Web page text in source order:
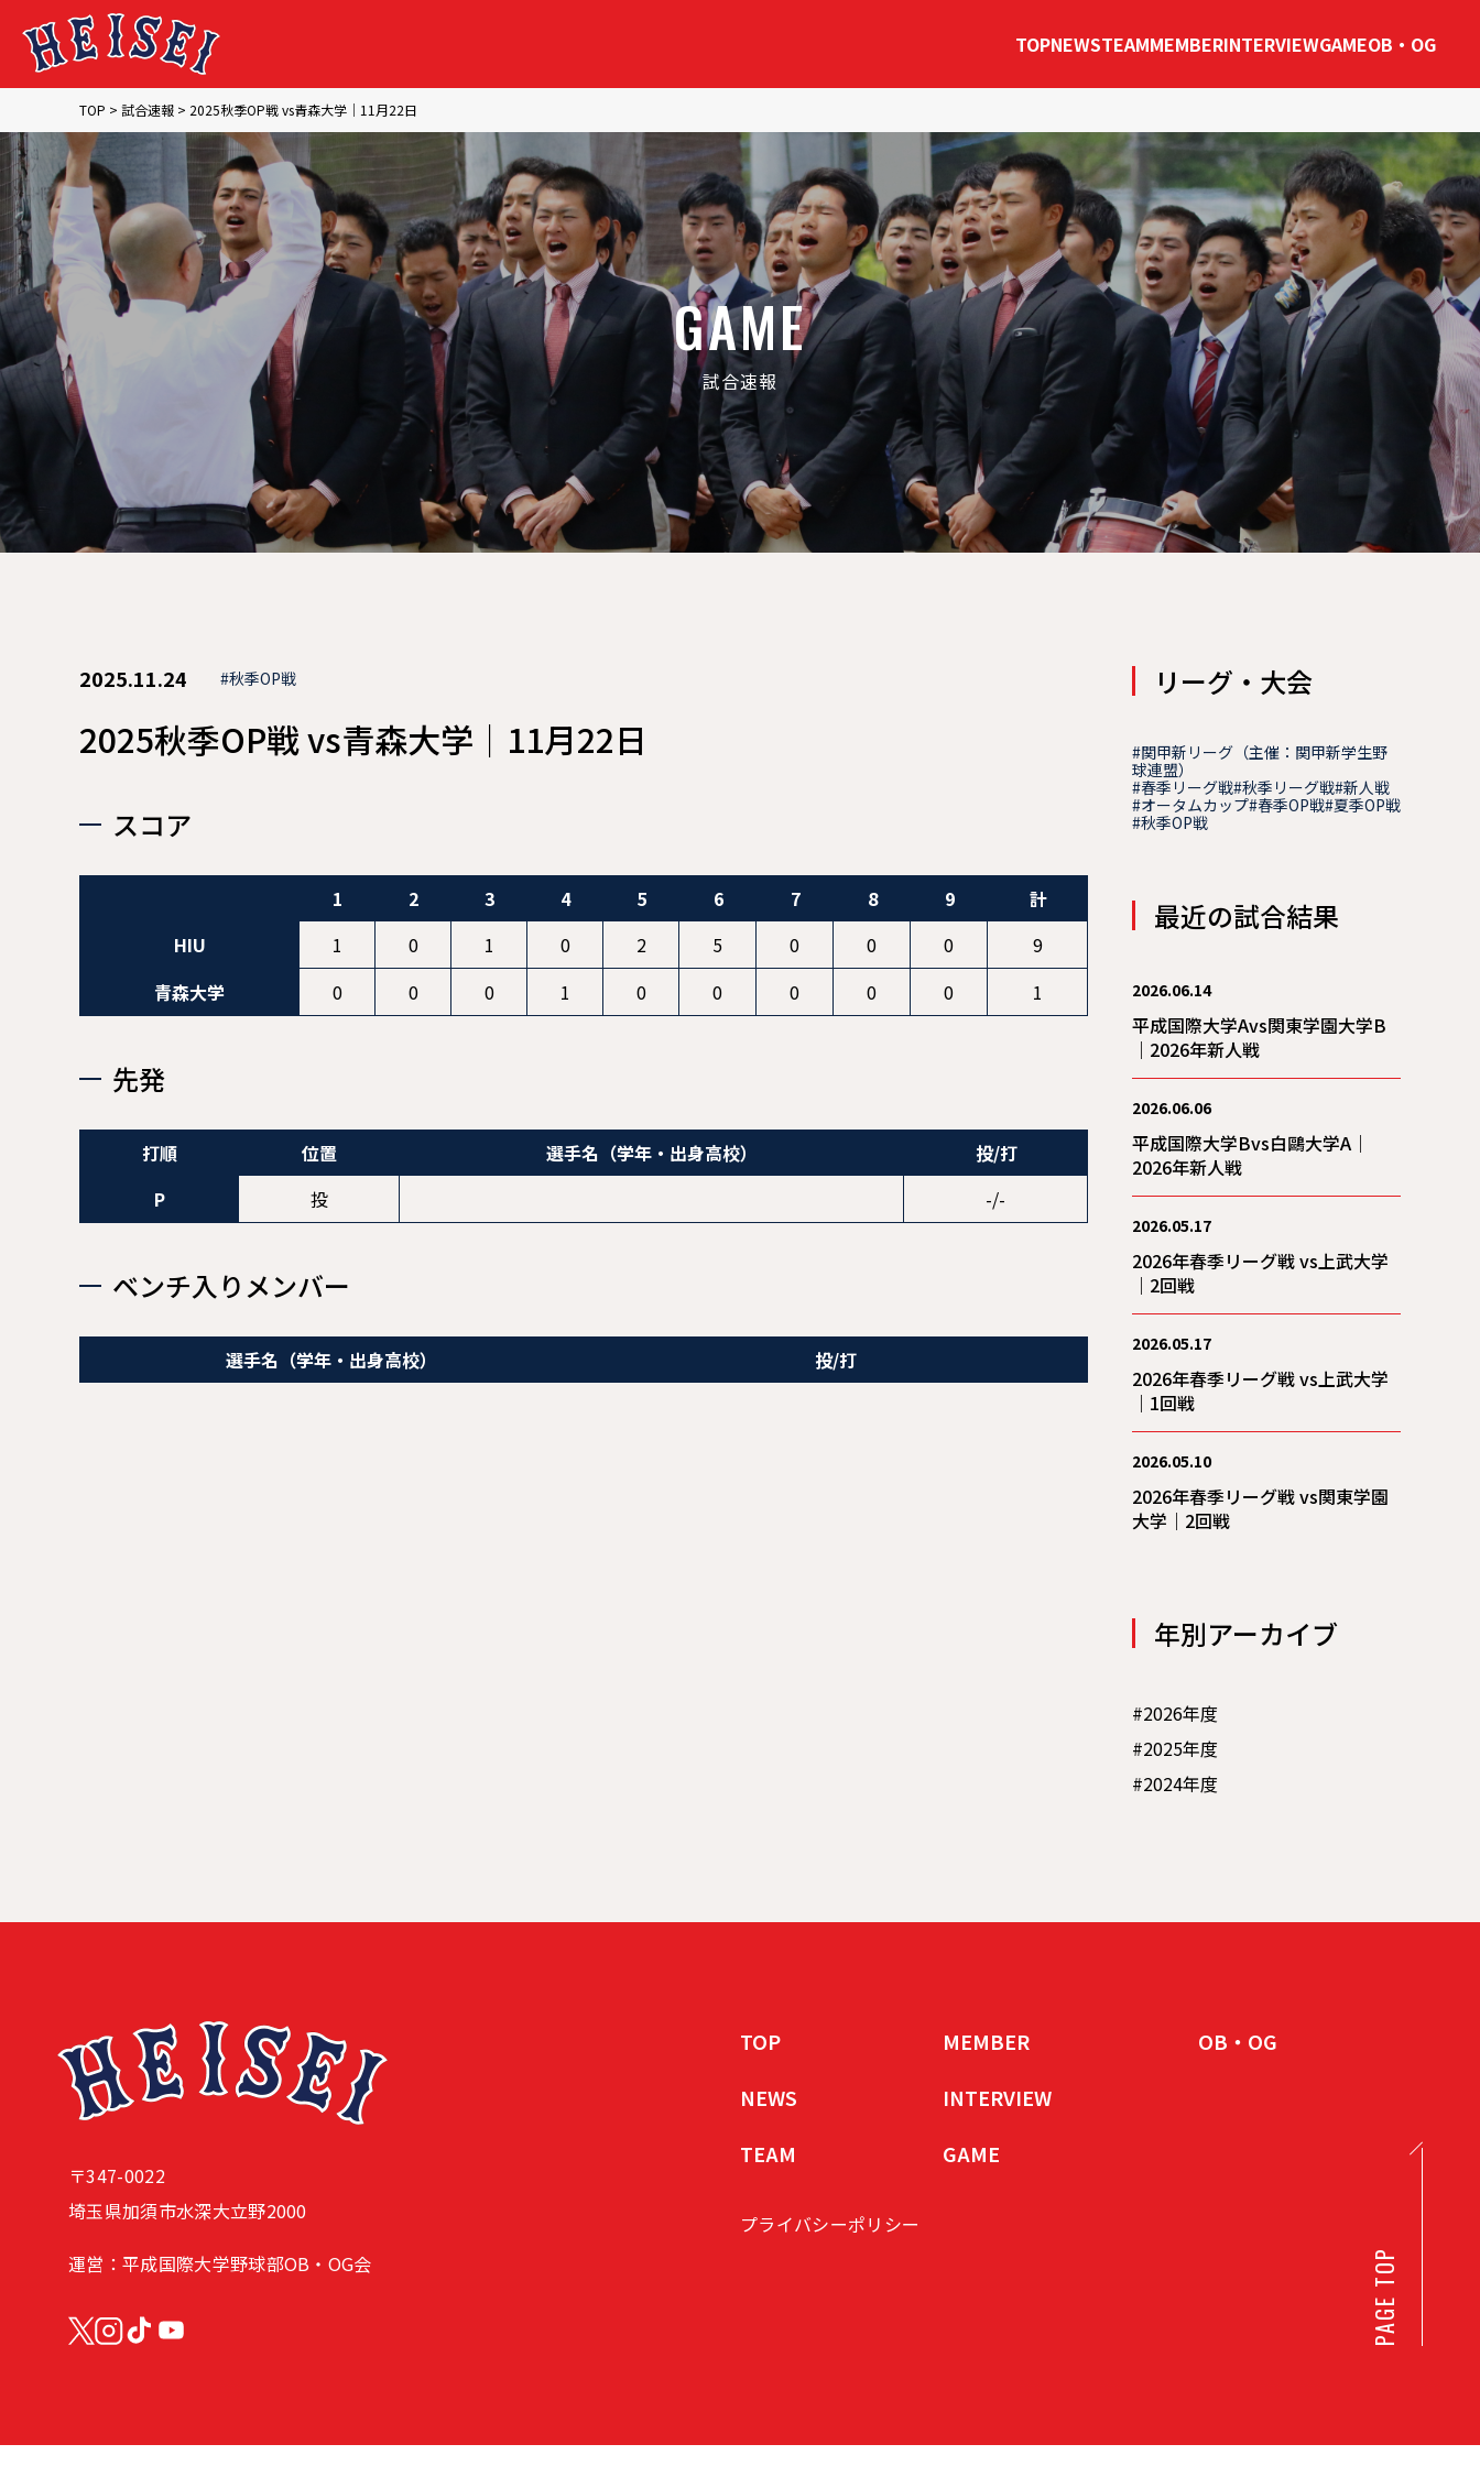
TOPNEWSTEAMMEMBERINTERVIEWGAMEOB・OG
TOP
トップ
NEWS
お知らせ
GAME
試合速報
TEAM
チーム紹介
MEMBER
現役メンバー
OB・OG
OBクラブ会員の方
TOP > 試合速報 > 2025秋季OP戦 vs青森大学｜11月22日
GAME
試合速報
2025.11.24 #秋季OP戦
2025秋季OP戦 vs青森大学｜11月22日
スコア
1 2 3 4 5 6 7 8 9
計
HIU
1 0 1 0 2 5 0 0 0
9
青森大学
0 0 0 1 0 0 0 0 0 1
先発
打順 位置 選手名 （学年・出身高校）
投/打
P
投 -/-
ベンチ入りメンバー
選手名 （学年・出身高校） 投/打
リーグ・大会
#関甲新リーグ（主催：関甲新学生野
球連盟）
#春季リーグ戦#秋季リーグ戦#新人戦
#オータムカップ#春季OP戦#夏季OP戦
#秋季OP戦
最近の試合結果
2026.06.14
平成国際大学Avs関東学園大学B
｜2026年新人戦
2026.06.06
平成国際大学Bvs白鷗大学A｜
2026年新人戦
2026.05.17
2026年春季リーグ戦 vs上武大学
｜2回戦
2026.05.17
2026年春季リーグ戦 vs上武大学
｜1回戦
2026.05.10
2026年春季リーグ戦 vs関東学園
大学｜2回戦
年別アーカイブ
#2026年度
#2025年度
#2024年度
〒347-0022
埼玉県加須市水深大立野2000
運営：平成国際大学野球部OB・OG会
TOP
NEWS
TEAM
MEMBER
INTERVIEW
GAME
OB・OG
プライバシーポリシー
PAGE TOP